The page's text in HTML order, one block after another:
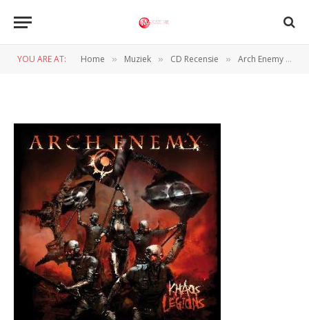
YOU ARE AT: Home » Muziek » CD Recensie » Arch Enemy – Khaos Legions